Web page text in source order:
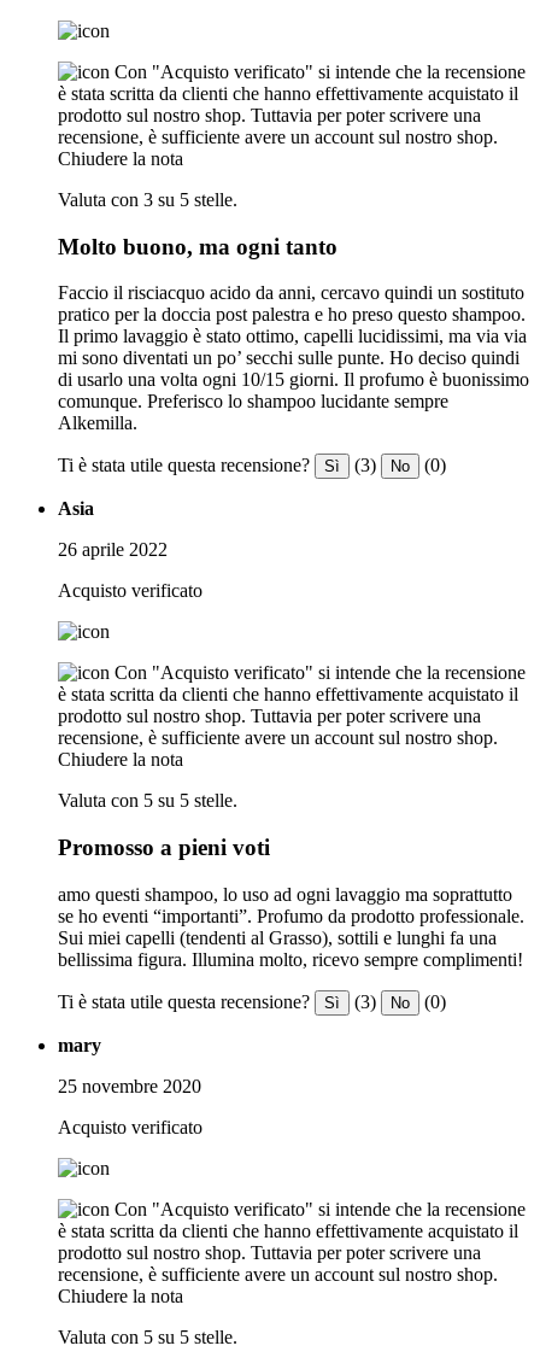
Con "Acquisto verificato" si intende che la recensione
è stata scritta da clienti che hanno effettivamente acquistato il
prodotto sul nostro shop. Tuttavia per poter scrivere una
recensione, è sufficiente avere un account sul nostro shop.
Chiudere la nota
Valuta con 3 su 5 stelle.
Molto buono, ma ogni tanto
Faccio il risciacquo acido da anni, cercavo quindi un sostituto
pratico per la doccia post palestra e ho preso questo shampoo.
Il primo lavaggio è stato ottimo, capelli lucidissimi, ma via via
mi sono diventati un po’ secchi sulle punte. Ho deciso quindi
di usarlo una volta ogni 10/15 giorni. Il profumo è buonissimo
comunque. Preferisco lo shampoo lucidante sempre
Alkemilla.
Ti è stata utile questa recensione? Sì (3) No (0)
Asia
26 aprile 2022
Acquisto verificato
Con "Acquisto verificato" si intende che la recensione
è stata scritta da clienti che hanno effettivamente acquistato il
prodotto sul nostro shop. Tuttavia per poter scrivere una
recensione, è sufficiente avere un account sul nostro shop.
Chiudere la nota
Valuta con 5 su 5 stelle.
Promosso a pieni voti
amo questi shampoo, lo uso ad ogni lavaggio ma soprattutto
se ho eventi “importanti”. Profumo da prodotto professionale.
Sui miei capelli (tendenti al Grasso), sottili e lunghi fa una
bellissima figura. Illumina molto, ricevo sempre complimenti!
Ti è stata utile questa recensione? Sì (3) No (0)
mary
25 novembre 2020
Acquisto verificato
Con "Acquisto verificato" si intende che la recensione
è stata scritta da clienti che hanno effettivamente acquistato il
prodotto sul nostro shop. Tuttavia per poter scrivere una
recensione, è sufficiente avere un account sul nostro shop.
Chiudere la nota
Valuta con 5 su 5 stelle.